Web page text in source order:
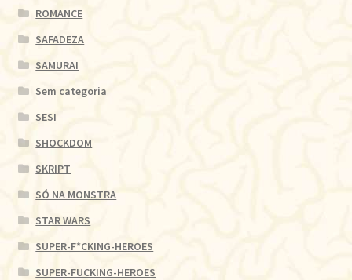
ROMANCE
SAFADEZA
SAMURAI
Sem categoria
SESI
SHOCKDOM
SKRIPT
SÓ NA MONSTRA
STAR WARS
SUPER-F*CKING-HEROES
SUPER-FUCKING-HEROES